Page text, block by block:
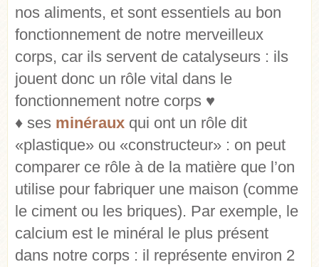
nos aliments, et sont essentiels au bon
fonctionnement de notre merveilleux
corps, car ils servent de catalyseurs : ils
jouent donc un rôle vital dans le
fonctionnement notre corps ♥
♦ ses minéraux qui ont un rôle dit
«plastique» ou «constructeur» : on peut
comparer ce rôle à de la matière que l’on
utilise pour fabriquer une maison (comme
le ciment ou les briques). Par exemple, le
calcium est le minéral le plus présent
dans notre corps : il représente environ 2